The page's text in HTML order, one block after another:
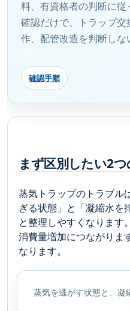
料、有資格者の判断に
確認だけで、トラップ
作、配管改造を判断しな
確認手順
まず区別したい2
蒸気トラップのトラブル
ぎる状態」と「凝縮水を
と整理しやすくなります
消費量増加につながりま
なります。
蒸気を逃がす状態と、